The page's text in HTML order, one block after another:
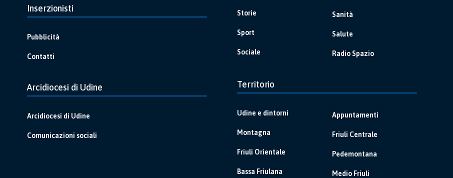
Inserzionisti
Pubblicità
Contatti
Arcidiocesi di Udine
Arcidiocesi di Udine
Comunicazioni sociali
Storie
Sport
Sociale
Sanità
Salute
Radio Spazio
Territorio
Udine e dintorni
Montagna
Friuli Orientale
Bassa Friulana
Appuntamenti
Friuli Centrale
Pedemontana
Medio Friuli